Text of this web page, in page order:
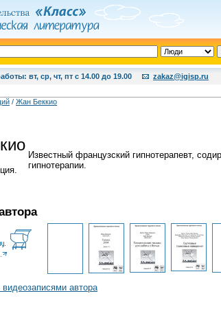
вт, ср, чт, пт с 14.00 до 19.00 zakaz@igisp.ru
/ Жан Беккио
Известный французский гипнотерапевт,
гипнотерапии.
автора